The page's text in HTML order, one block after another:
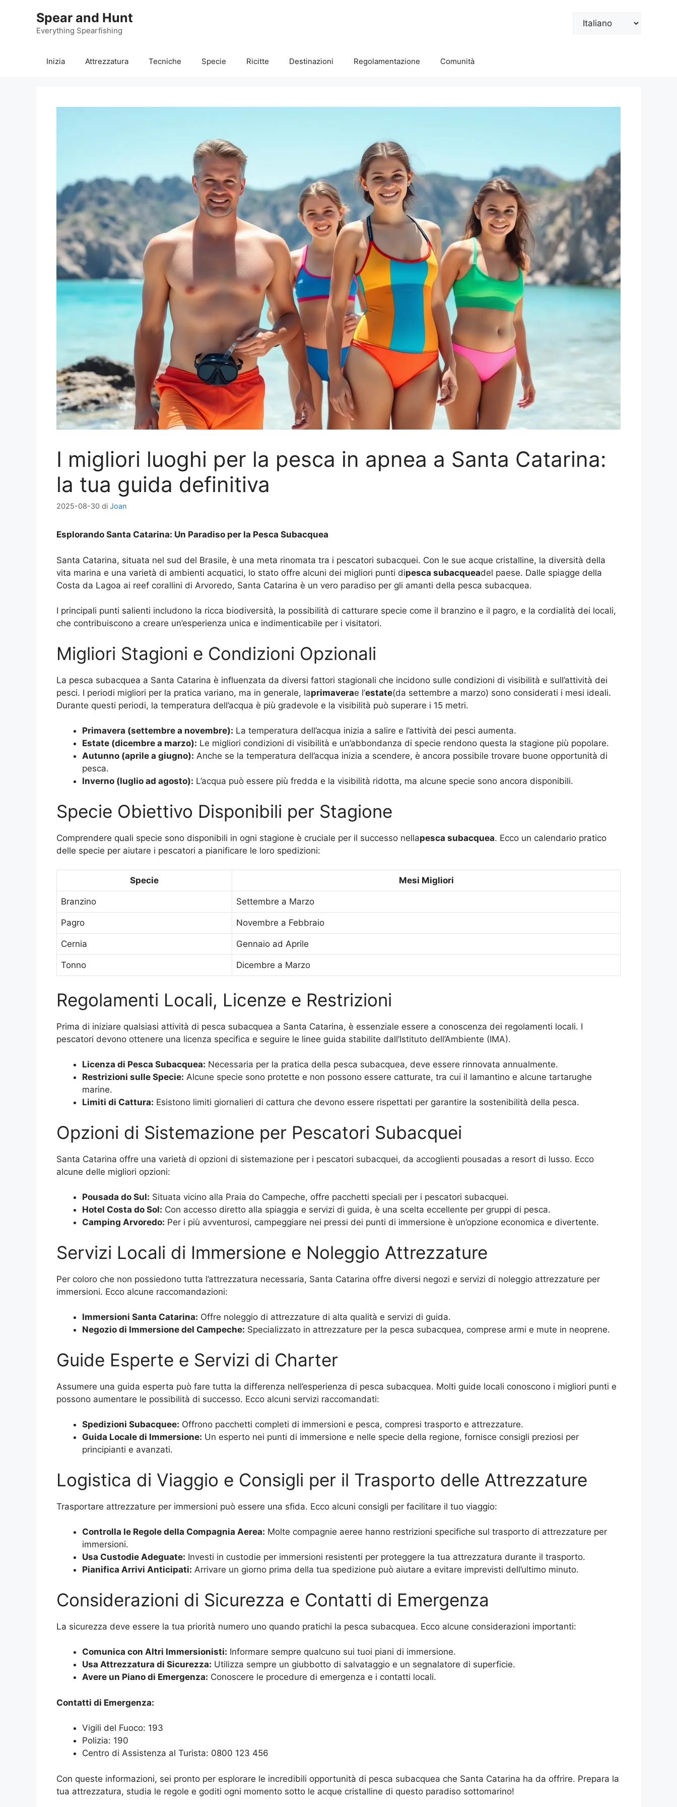
contenuto
Spear and Hunt
Everything Spearfishing
Scegli
Inizia Attrezzatura Tecniche Specie Ricitte Destinazioni Regolamentazione Comunità
I migliori luoghi per la pesca in apnea a Santa Catarina:
la tua guida definitiva
2025-08-30 di Joan
Esplorando Santa Catarina: Un Paradiso per la Pesca Subacquea
Santa Catarina, situata nel sud del Brasile, è una meta rinomata tra i pescatori subacquei. Con le sue acque cristalline, la diversità della
vita marina e una varietà di ambienti acquatici, lo stato offre alcuni dei migliori punti dipesca subacqueadel paese. Dalle spiagge della
Costa da Lagoa ai reef corallini di Arvoredo, Santa Catarina è un vero paradiso per gli amanti della pesca subacquea.
I principali punti salienti includono la ricca biodiversità, la possibilità di catturare specie come il branzino e il pagro, e la cordialità dei locali,
che contribuiscono a creare un’esperienza unica e indimenticabile per i visitatori.
Migliori Stagioni e Condizioni Opzionali
La pesca subacquea a Santa Catarina è influenzata da diversi fattori stagionali che incidono sulle condizioni di visibilità e sull’attività dei
pesci. I periodi migliori per la pratica variano, ma in generale, laprimaverae l’estate(da settembre a marzo) sono considerati i mesi ideali.
Durante questi periodi, la temperatura dell’acqua è più gradevole e la visibilità può superare i 15 metri.
Primavera (settembre a novembre): La temperatura dell’acqua inizia a salire e l’attività dei pesci aumenta.
Estate (dicembre a marzo): Le migliori condizioni di visibilità e un’abbondanza di specie rendono questa la stagione più popolare.
Autunno (aprile a giugno): Anche se la temperatura dell’acqua inizia a scendere, è ancora possibile trovare buone opportunità di
pesca.
Inverno (luglio ad agosto): L’acqua può essere più fredda e la visibilità ridotta, ma alcune specie sono ancora disponibili.
Specie Obiettivo Disponibili per Stagione
Comprendere quali specie sono disponibili in ogni stagione è cruciale per il successo nellapesca subacquea. Ecco un calendario pratico
delle specie per aiutare i pescatori a pianificare le loro spedizioni:
Specie Mesi Migliori
Branzino Settembre a Marzo
Pagro Novembre a Febbraio
Cernia Gennaio ad Aprile
Tonno Dicembre a Marzo
Regolamenti Locali, Licenze e Restrizioni
Prima di iniziare qualsiasi attività di pesca subacquea a Santa Catarina, è essenziale essere a conoscenza dei regolamenti locali. I
pescatori devono ottenere una licenza specifica e seguire le linee guida stabilite dall’Istituto dell’Ambiente (IMA).
Licenza di Pesca Subacquea: Necessaria per la pratica della pesca subacquea, deve essere rinnovata annualmente.
Restrizioni sulle Specie: Alcune specie sono protette e non possono essere catturate, tra cui il lamantino e alcune tartarughe
marine.
Limiti di Cattura: Esistono limiti giornalieri di cattura che devono essere rispettati per garantire la sostenibilità della pesca.
Opzioni di Sistemazione per Pescatori Subacquei
Santa Catarina offre una varietà di opzioni di sistemazione per i pescatori subacquei, da accoglienti pousadas a resort di lusso. Ecco
alcune delle migliori opzioni:
Pousada do Sul: Situata vicino alla Praia do Campeche, offre pacchetti speciali per i pescatori subacquei.
Hotel Costa do Sol: Con accesso diretto alla spiaggia e servizi di guida, è una scelta eccellente per gruppi di pesca.
Camping Arvoredo: Per i più avventurosi, campeggiare nei pressi dei punti di immersione è un’opzione economica e divertente.
Servizi Locali di Immersione e Noleggio Attrezzature
Per coloro che non possiedono tutta l’attrezzatura necessaria, Santa Catarina offre diversi negozi e servizi di noleggio attrezzature per
immersioni. Ecco alcune raccomandazioni:
Immersioni Santa Catarina: Offre noleggio di attrezzature di alta qualità e servizi di guida.
Negozio di Immersione del Campeche: Specializzato in attrezzature per la pesca subacquea, comprese armi e mute in neoprene.
Guide Esperte e Servizi di Charter
Assumere una guida esperta può fare tutta la differenza nell’esperienza di pesca subacquea. Molti guide locali conoscono i migliori punti e
possono aumentare le possibilità di successo. Ecco alcuni servizi raccomandati:
Spedizioni Subacquee: Offrono pacchetti completi di immersioni e pesca, compresi trasporto e attrezzature.
Guida Locale di Immersione: Un esperto nei punti di immersione e nelle specie della regione, fornisce consigli preziosi per
principianti e avanzati.
Logistica di Viaggio e Consigli per il Trasporto delle Attrezzature
Trasportare attrezzature per immersioni può essere una sfida. Ecco alcuni consigli per facilitare il tuo viaggio:
Controlla le Regole della Compagnia Aerea: Molte compagnie aeree hanno restrizioni specifiche sul trasporto di attrezzature per
immersioni.
Usa Custodie Adeguate: Investi in custodie per immersioni resistenti per proteggere la tua attrezzatura durante il trasporto.
Pianifica Arrivi Anticipati: Arrivare un giorno prima della tua spedizione può aiutare a evitare imprevisti dell’ultimo minuto.
Considerazioni di Sicurezza e Contatti di Emergenza
La sicurezza deve essere la tua priorità numero uno quando pratichi la pesca subacquea. Ecco alcune considerazioni importanti:
Comunica con Altri Immersionisti: Informare sempre qualcuno sui tuoi piani di immersione.
Usa Attrezzatura di Sicurezza: Utilizza sempre un giubbotto di salvataggio e un segnalatore di superficie.
Avere un Piano di Emergenza: Conoscere le procedure di emergenza e i contatti locali.
Contatti di Emergenza:
Vigili del Fuoco: 193
Polizia: 190
Centro di Assistenza al Turista: 0800 123 456
Con queste informazioni, sei pronto per esplorare le incredibili opportunità di pesca subacquea che Santa Catarina ha da offrire. Prepara la
tua attrezzatura, studia le regole e goditi ogni momento sotto le acque cristalline di questo paradiso sottomarino!